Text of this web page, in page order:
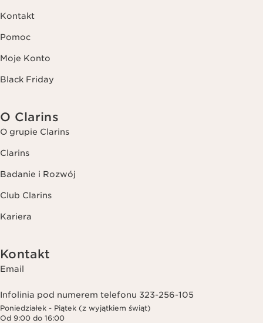
Kontakt
Pomoc
Moje Konto
Black Friday
O Clarins
O grupie Clarins
Clarins
Badanie i Rozwój
Club Clarins
Kariera
Kontakt
Email
Infolinia pod numerem telefonu 323-256-105
Poniedziałek - Piątek (z wyjątkiem świąt)
Od 9:00 do 16:00